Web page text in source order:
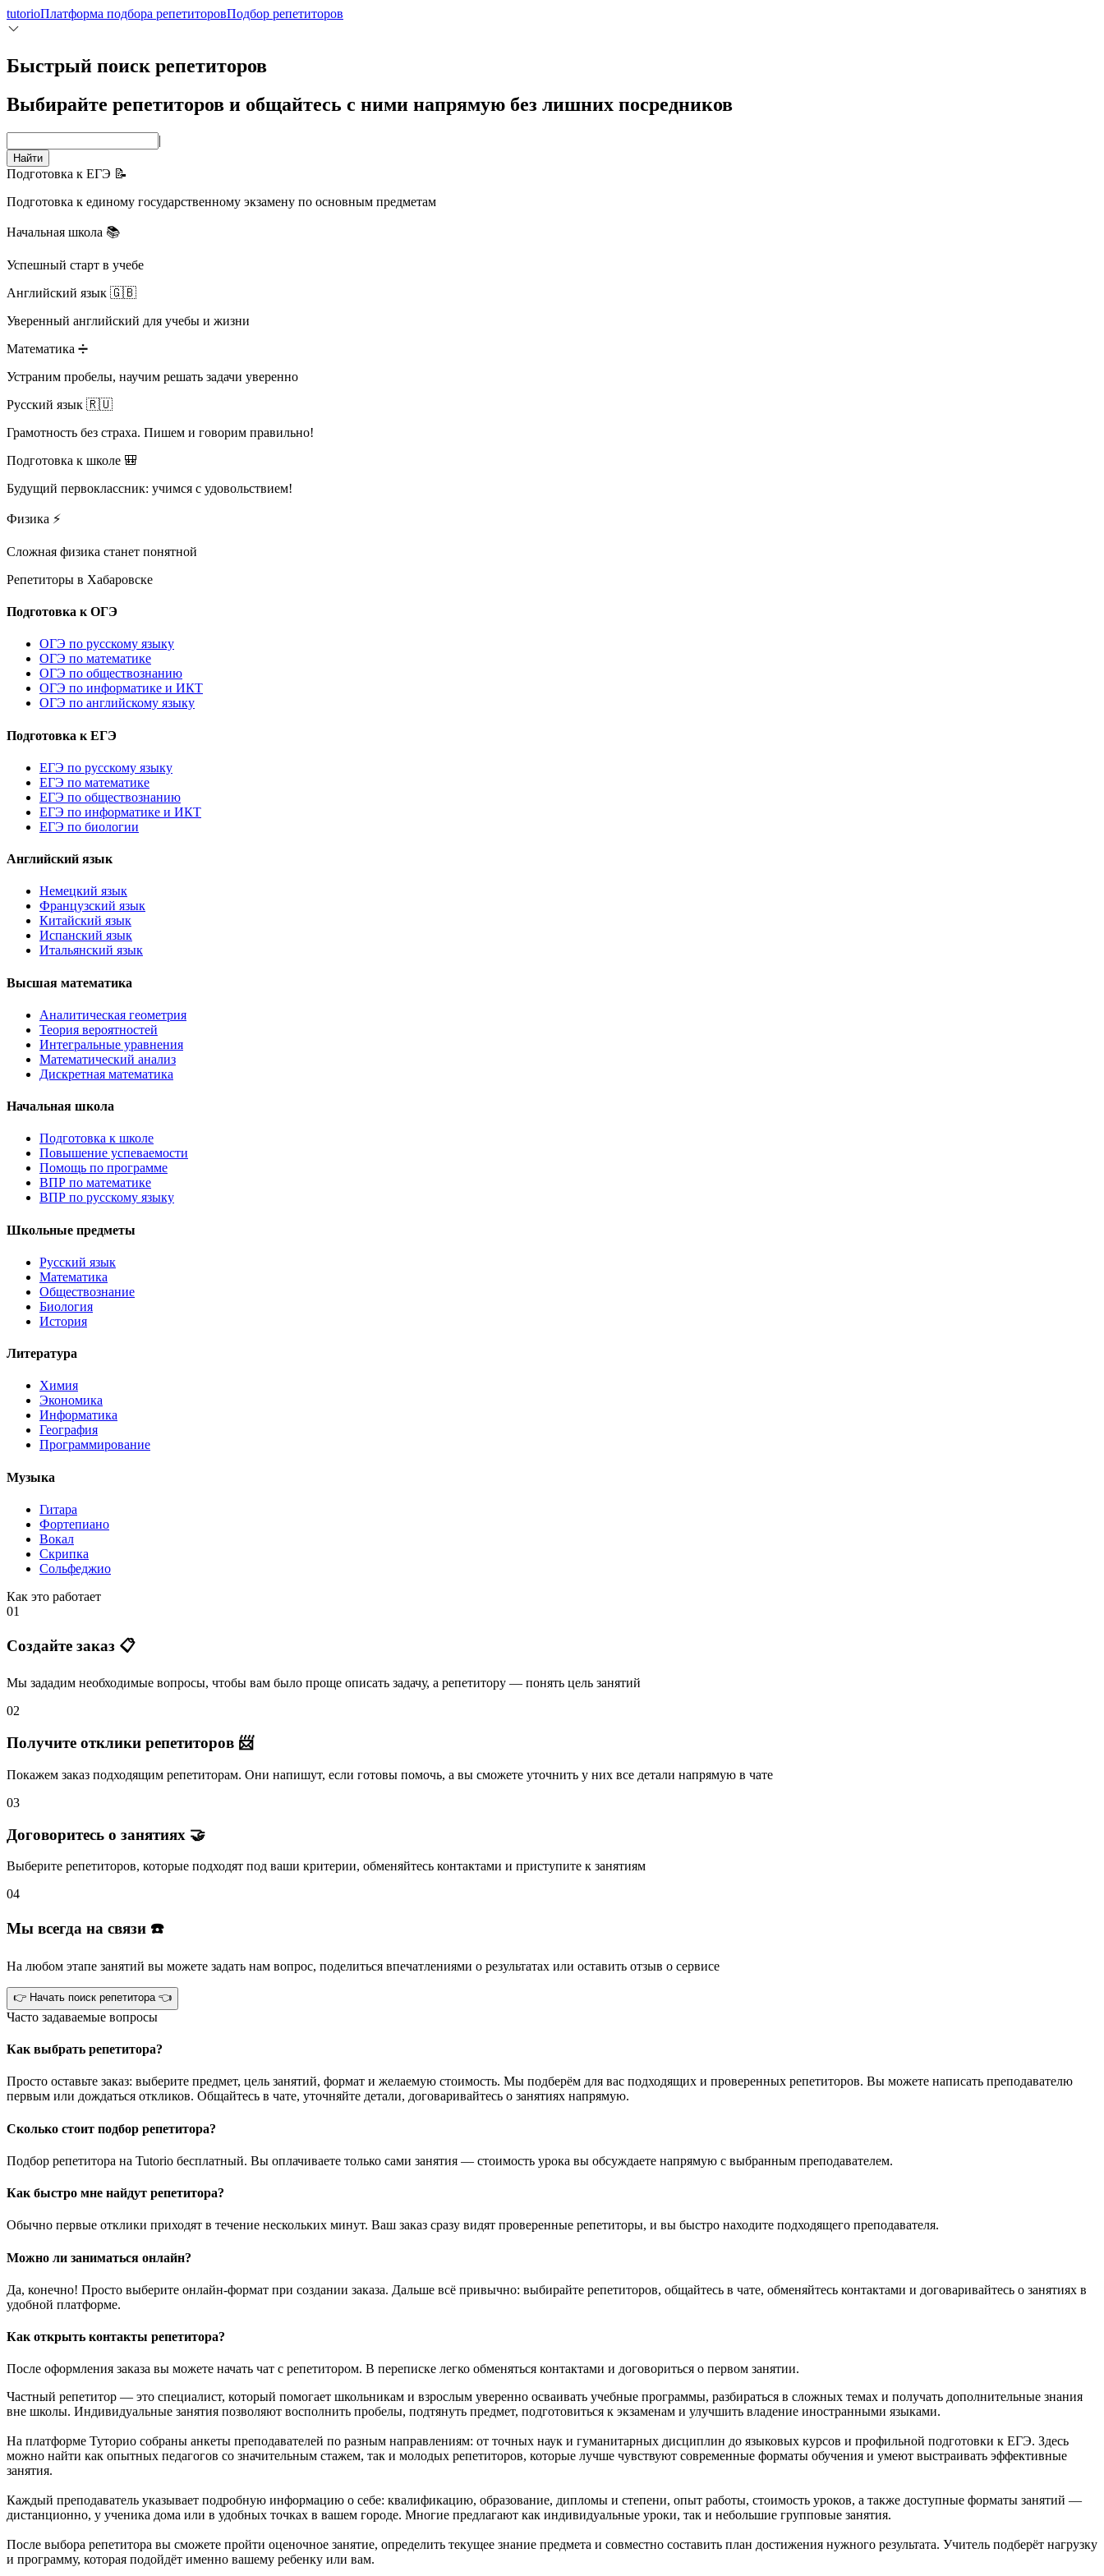
tutorioПлатформа подбора репетиторовПодбор репетиторов
Быстрый поиск репетиторов
Выбирайте репетиторов и общайтесь с ними напрямую без лишних посредников
|
Найти
Подготовка к ЕГЭ 📝
Подготовка к единому государственному экзамену по основным предметам
Начальная школа 📚
Успешный старт в учебе
Английский язык 🇬🇧
Уверенный английский для учебы и жизни
Математика ➗
Устраним пробелы, научим решать задачи уверенно
Русский язык 🇷🇺
Грамотность без страха. Пишем и говорим правильно!
Подготовка к школе 🎒
Будущий первоклассник: учимся с удовольствием!
Физика ⚡
Сложная физика станет понятной
Репетиторы в Хабаровске
Подготовка к ОГЭ
ОГЭ по русскому языку
ОГЭ по математике
ОГЭ по обществознанию
ОГЭ по информатике и ИКТ
ОГЭ по английскому языку
Подготовка к ЕГЭ
ЕГЭ по русскому языку
ЕГЭ по математике
ЕГЭ по обществознанию
ЕГЭ по информатике и ИКТ
ЕГЭ по биологии
Английский язык
Немецкий язык
Французский язык
Китайский язык
Испанский язык
Итальянский язык
Высшая математика
Аналитическая геометрия
Теория вероятностей
Интегральные уравнения
Математический анализ
Дискретная математика
Начальная школа
Подготовка к школе
Повышение успеваемости
Помощь по программе
ВПР по математике
ВПР по русскому языку
Школьные предметы
Русский язык
Математика
Обществознание
Биология
История
Литература
Химия
Экономика
Информатика
География
Программирование
Музыка
Гитара
Фортепиано
Вокал
Скрипка
Сольфеджио
Как это работает
01
Создайте заказ 📋
Мы зададим необходимые вопросы, чтобы вам было проще описать задачу, а репетитору — понять цель занятий
02
Получите отклики репетиторов 📨
Покажем заказ подходящим репетиторам. Они напишут, если готовы помочь, а вы сможете уточнить у них все детали напрямую в чате
03
Договоритесь о занятиях 🤝
Выберите репетиторов, которые подходят под ваши критерии, обменяйтесь контактами и приступите к занятиям
04
Мы всегда на связи ☎️
На любом этапе занятий вы можете задать нам вопрос, поделиться впечатлениями о результатах или оставить отзыв о сервисе
👉 Начать поиск репетитора 👈
Часто задаваемые вопросы
Как выбрать репетитора?
Просто оставьте заказ: выберите предмет, цель занятий, формат и желаемую стоимость. Мы подберём для вас подходящих и проверенных репетиторов. Вы можете написать преподавателю
первым или дождаться откликов. Общайтесь в чате, уточняйте детали, договаривайтесь о занятиях напрямую.
Сколько стоит подбор репетитора?
Подбор репетитора на Tutorio бесплатный. Вы оплачиваете только сами занятия — стоимость урока вы обсуждаете напрямую с выбранным преподавателем.
Как быстро мне найдут репетитора?
Обычно первые отклики приходят в течение нескольких минут. Ваш заказ сразу видят проверенные репетиторы, и вы быстро находите подходящего преподавателя.
Можно ли заниматься онлайн?
Да, конечно! Просто выберите онлайн-формат при создании заказа. Дальше всё привычно: выбирайте репетиторов, общайтесь в чате, обменяйтесь контактами и договаривайтесь о занятиях в
удобной платформе.
Как открыть контакты репетитора?
После оформления заказа вы можете начать чат с репетитором. В переписке легко обменяться контактами и договориться о первом занятии.
Частный репетитор — это специалист, который помогает школьникам и взрослым уверенно осваивать учебные программы, разбираться в сложных темах и получать дополнительные знания
вне школы. Индивидуальные занятия позволяют восполнить пробелы, подтянуть предмет, подготовиться к экзаменам и улучшить владение иностранными языками.
На платформе Туторио собраны анкеты преподавателей по разным направлениям: от точных наук и гуманитарных дисциплин до языковых курсов и профильной подготовки к ЕГЭ. Здесь
можно найти как опытных педагогов со значительным стажем, так и молодых репетиторов, которые лучше чувствуют современные форматы обучения и умеют выстраивать эффективные
занятия.
Каждый преподаватель указывает подробную информацию о себе: квалификацию, образование, дипломы и степени, опыт работы, стоимость уроков, а также доступные форматы занятий —
дистанционно, у ученика дома или в удобных точках в вашем городе. Многие предлагают как индивидуальные уроки, так и небольшие групповые занятия.
После выбора репетитора вы сможете пройти оценочное занятие, определить текущее знание предмета и совместно составить план достижения нужного результата. Учитель подберёт нагрузку
и программу, которая подойдёт именно вашему ребенку или вам.